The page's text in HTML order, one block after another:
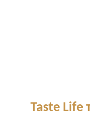
Taste Life